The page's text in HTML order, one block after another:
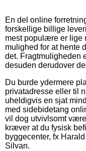
En del online
forskellige billige
mest populære er lige
mulighed for at hente
det. Fragtmuligheden
desuden derudover
Du burde ydermere
privatadresse eller til
uheldigvis en sjat
med sidebidetang
vil dog utvivlsomt
kræver at du fysisk
byggecenter, fx
Silvan.